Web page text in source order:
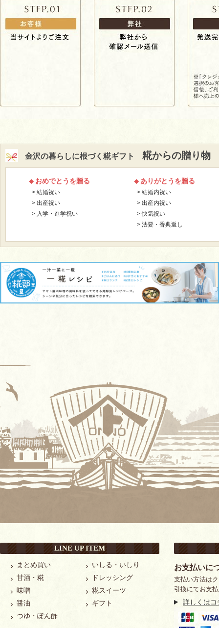
金沢の暮らしに根づく糀ギフト 糀からの贈り物
おめでとうを贈る
結婚祝い
出産祝い
入学・進学祝い
ありがとうを贈る
結婚内祝い
出産内祝い
快気祝い
法要・香典返し
LINE UP ITEM
まとめ買い
いしる・いしり
甘酒・糀
ドレッシング
味噌
糀スイーツ
醤油
ギフト
つゆ・ぽん酢
お支払いに
支払い方法は
引換にてお支
詳しくはコ